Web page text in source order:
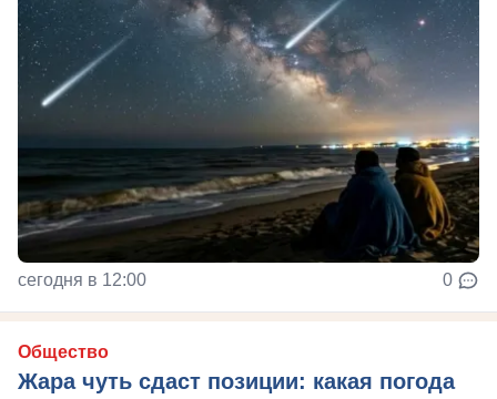
сегодня в 12:00 0
Общество
Жара чуть сдаст позиции: какая погода